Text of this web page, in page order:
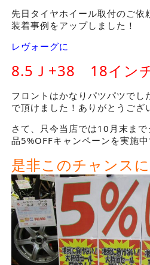
先日タイヤホイール取付のご依
装着事例をアップしました！
レヴォーグに
8.5Ｊ+38 18イン
フロントはかなりパツパツでし
で頂けました！ありがとうござ
さて、只今当店では10月末ま
品5%OFFキャンペーンを実施中
是非このチャンス